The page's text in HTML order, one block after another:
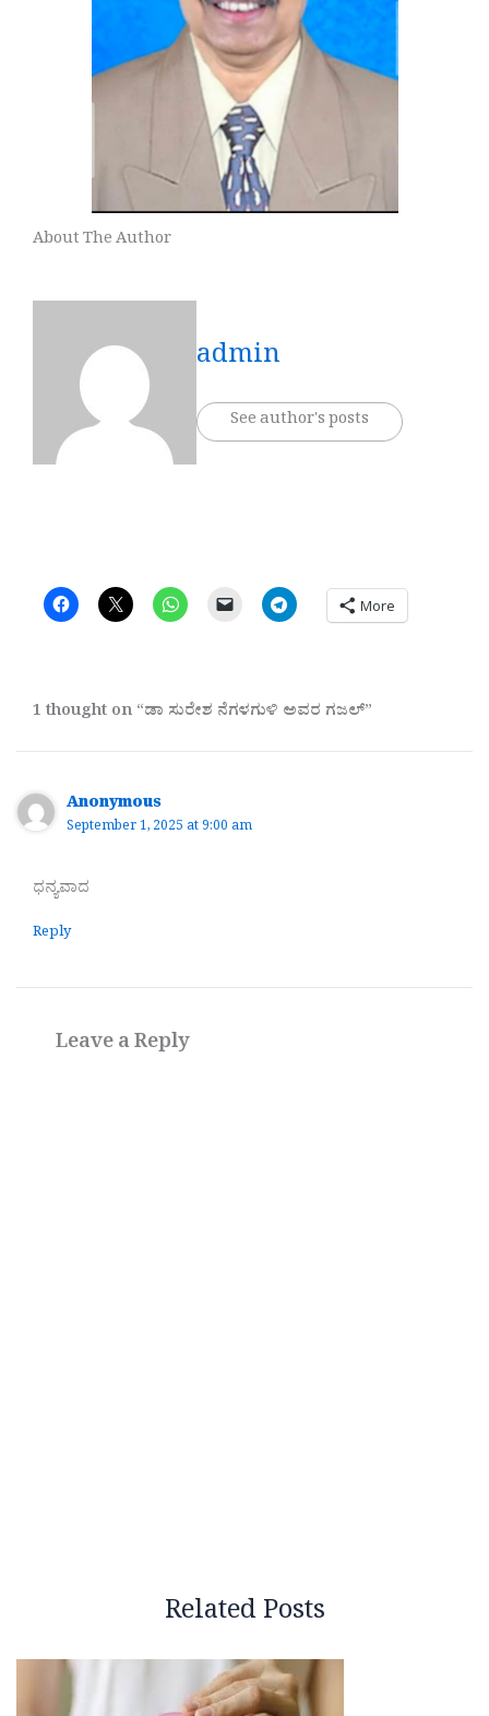
About The Author
admin
See author's posts
More
1 thought on “ಡಾ ಸುರೇಶ ನೆಗಳಗುಳಿ ಅವರ ಗಜಲ್”
Anonymous
September 1, 2025 at 9:00 am
ಧನ್ಯವಾದ
Reply
Leave a Reply
Related Posts